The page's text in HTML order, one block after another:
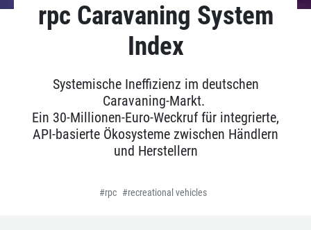
rpc Caravaning System
Index
Systemische Ineffizienz im deutschen
Caravaning‑Markt.
Ein 30‑Millionen‑Euro‑Weckruf für integrierte,
API‑basierte Ökosysteme zwischen Händlern
und Herstellern
rpc recreational vehicles